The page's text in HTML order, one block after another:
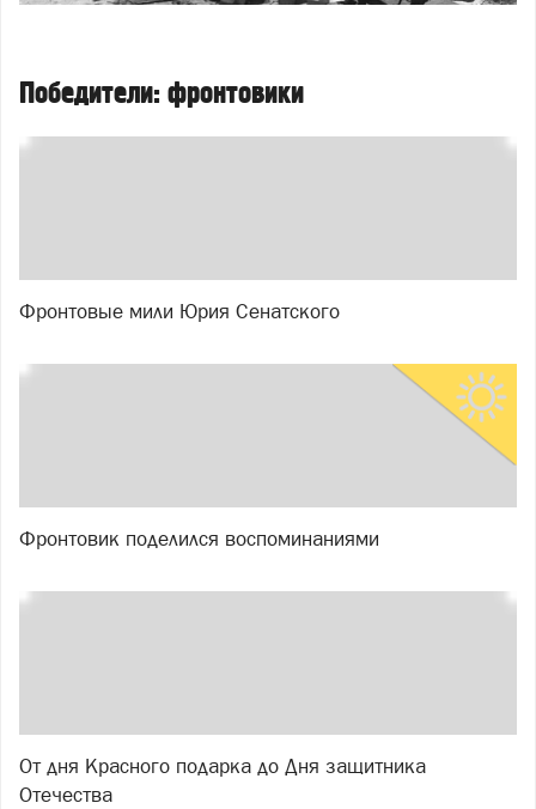
Победители: фронтовики
Фронтовые мили Юрия Сенатского
Фронтовик поделился воспоминаниями
От дня Красного подарка до Дня защитника
Отечества